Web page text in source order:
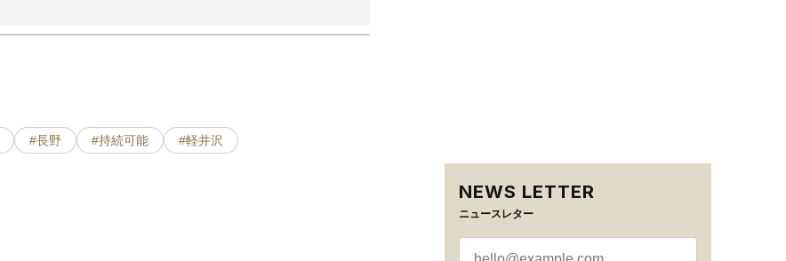
#長野 #持続可能 #軽井沢
NEWS LETTER
ニュースレター